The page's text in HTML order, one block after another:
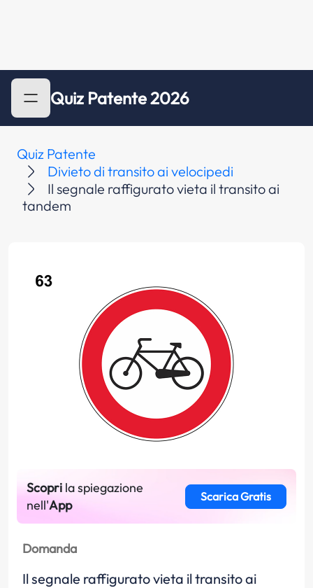
Quiz Patente 2026
Quiz Patente
Divieto di transito ai velocipedi
Il segnale raffigurato vieta il transito ai
tandem
Scopri la spiegazione
nell'App
Scarica Gratis
Domanda
Il segnale raffigurato vieta il transito ai